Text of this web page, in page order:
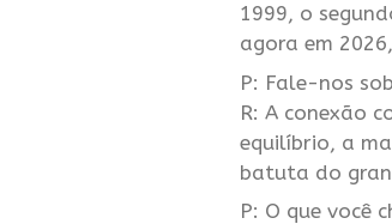
1999, o
agora em
P: Fale-nos
R: A conexão
equilíbrio, a
batuta do
P: O que você